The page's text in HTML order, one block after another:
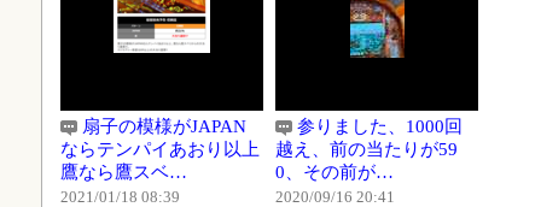
扇子の模様がJAPAN
ならテンパイあおり以上
鷹なら鷹スベ…
2021/01/18 08:39
参りました、1000回
越え、前の当たりが59
0、その前が…
2020/09/16 20:41